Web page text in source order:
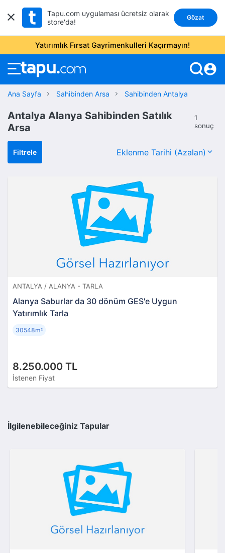
Tapu.com uygulaması ücretsiz olarak
store'da!
Gözat
Yatırımlık Fırsat Gayrimenkulleri Kaçırmayın!
account_circle
Ana Sayfa Sahibinden Arsa Sahibinden Antalya
Antalya Alanya Sahibinden Satılık
Arsa
1
sonuç
Filtrele
ANTALYA / ALANYA - TARLA
Alanya Saburlar da 30 dönüm GES'e Uygun
Yatırımlık Tarla
8.250.000 TL
İstenen Fiyat
30548m²
İlgilenebileceğiniz Tapular